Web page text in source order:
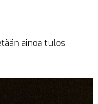
ainoa tulos